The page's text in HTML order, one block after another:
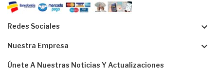
Redes Sociales keyboard_arrow_down
Nuestra Empresa keyboard_arrow_down
Únete A Nuestras Noticias Y Actualizaciones